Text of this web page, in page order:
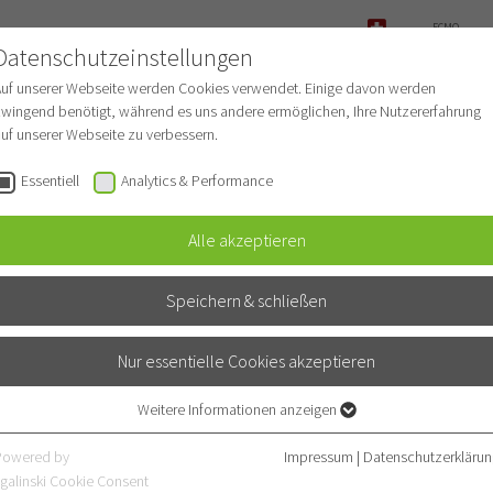
ECMO-
Patienten Für Ärzte
(Pulmonale
Öffnungszeiten
unserer Webseite werden Cookies verwendet. Einige davon werden
benötigt, während es uns andere ermöglichen, Ihre Nutzererfahrung
unserer Webseite zu verbessern.
Essentiell Analytics & Performance
Alle akzeptieren
Speichern & schließen
Nur essentielle Cookies akzeptieren
Essentielle Cookies werden für grundlegende Funktionen der Webseite
benötigt. Dadurch ist gewährleistet, dass die Webseite einwandfrei
Weitere Informationen anzeigen
by
Cookie Consent
Impressum |